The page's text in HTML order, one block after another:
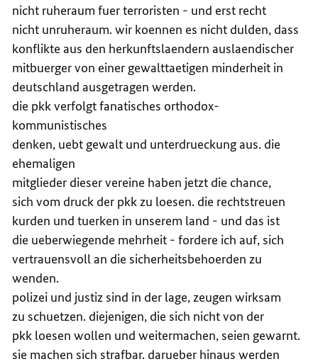
nicht ruheraum fuer terroristen - und erst recht
nicht unruheraum. wir koennen es nicht dulden, dass
konflikte aus den herkunftslaendern auslaendischer
mitbuerger von einer gewalttaetigen minderheit in
deutschland ausgetragen werden.
die pkk verfolgt fanatisches orthodox-
kommunistisches
denken, uebt gewalt und unterdrueckung aus. die
ehemaligen
mitglieder dieser vereine haben jetzt die chance,
sich vom druck der pkk zu loesen. die rechtstreuen
kurden und tuerken in unserem land - und das ist
die ueberwiegende mehrheit - fordere ich auf, sich
vertrauensvoll an die sicherheitsbehoerden zu
wenden.
polizei und justiz sind in der lage, zeugen wirksam
zu schuetzen. diejenigen, die sich nicht von der
pkk loesen wollen und weitermachen, seien gewarnt.
sie machen sich strafbar. darueber hinaus werden